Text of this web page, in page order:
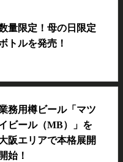
量限定！母の日限定
トルを発売！
務用樽ビール「マツ
ビール（MB）」を
阪エリアで本格展開
開始！